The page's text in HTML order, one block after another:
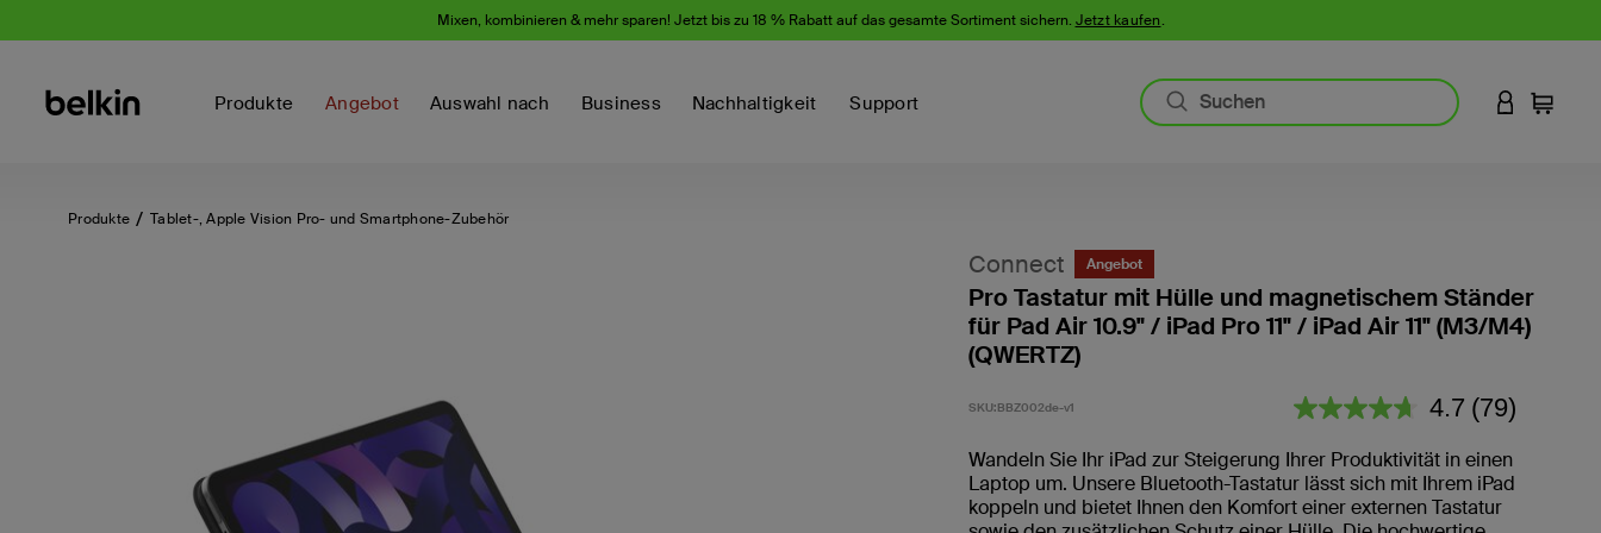
Mixen, kombinieren & mehr sparen! Jetzt bis zu 18 % Rabatt auf das gesamte Sortiment sichern. Jetzt kaufen.
Produkte Angebot Auswahl nach Business Nachhaltigkeit Support AN IHREM
Produkte Tablet-, Apple Vision Pro- und Smartphone-Zubehör
Connect Angebot
Pro Tastatur mit Hülle und magnetischem Ständer
für Pad Air 10.9" / iPad Pro 11" / iPad Air 11" (M3/M4)
(QWERTZ)
SKU:BBZ002de-v1 4,2 von 5 Kundenrezension
4.7 79
lesen.
Link
auf
derselben
(79)
Wandeln Sie Ihr iPad zur Steigerung Ihrer Produktivität in einen
Laptop um. Unsere Bluetooth-Tastatur lässt sich mit Ihrem iPad
koppeln und bietet Ihnen den Komfort einer externen Tastatur